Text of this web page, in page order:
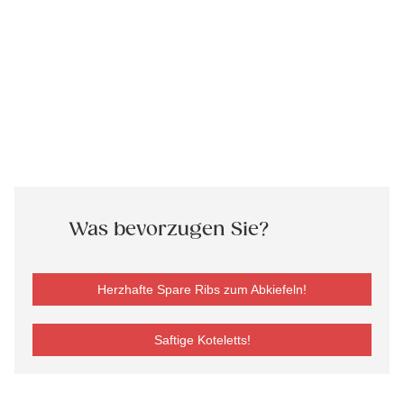
Was bevorzugen Sie?
Herzhafte Spare Ribs zum Abkiefeln!
Saftige Koteletts!